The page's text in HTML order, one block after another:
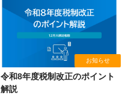
お知らせ
令和8年度税制改正のポイント
解説